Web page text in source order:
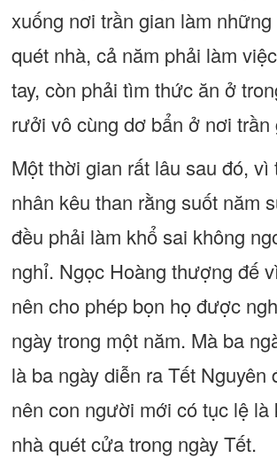
xuống nơi trần gian làm
quét nhà, cả năm phải làm
tay, còn phải tìm thức ăn ở
rưởi vô cùng dơ bẩn ở nơi trần
Một thời gian rất lâu sau đó, vì
nhân kêu than rằng suốt năm
đều phải làm khổ sai không
nghỉ. Ngọc Hoàng thượng đế
nên cho phép bọn họ được
ngày trong một năm. Mà ba
là ba ngày diễn ra Tết Nguyên
nên con người mới có tục lệ là
nhà quét cửa trong ngày Tết.